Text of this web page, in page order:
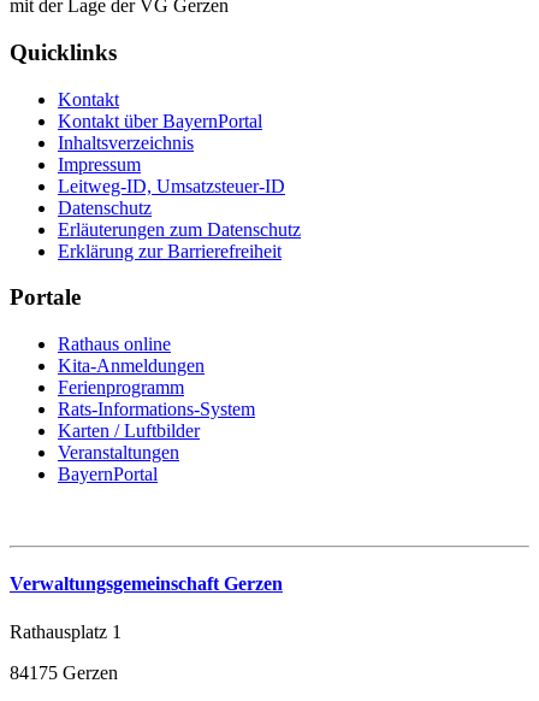
Quicklinks
Kontakt
Kontakt über BayernPortal
Inhaltsverzeichnis
Impressum
Leitweg-ID, Umsatzsteuer-ID
Datenschutz
Erläuterungen zum Datenschutz
Erklärung zur Barrierefreiheit
Portale
Rathaus online
Kita-Anmeldungen
Ferienprogramm
Rats-Informations-System
Karten / Luftbilder
Veranstaltungen
BayernPortal
Verwaltungsgemeinschaft Gerzen
Rathausplatz 1
84175 Gerzen